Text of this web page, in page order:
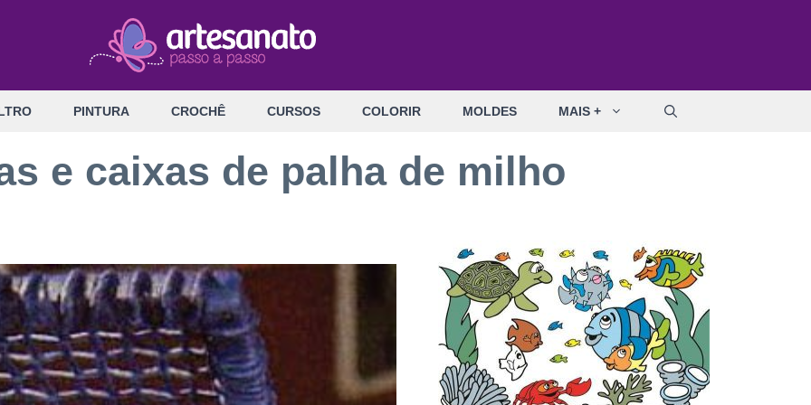
PINTURA CROCHÊ CURSOS COLORIR MOLDES MAIS +
e caixas de palha de milho